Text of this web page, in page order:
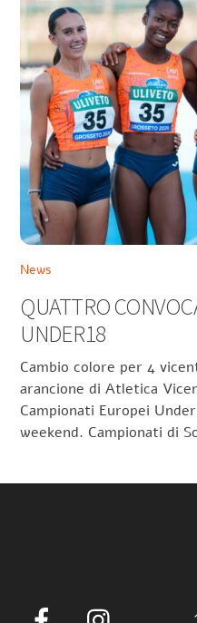
News
QUATTRO
UNDER18
Cambio colore per 4
arancione di Atletica
Campionati Europei
weekend. Campionati di
Facebook